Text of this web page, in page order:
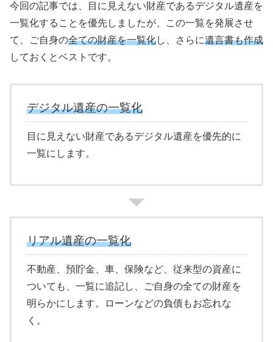
今回の記事では、目に見えない財産であるデジタル遺産を
一覧化することを優先しましたが、この一覧を発展させ
て、ご自身の全ての財産を一覧化し、さらに遺言書も作成
しておくとベストです。
デジタル遺産の一覧化
目に見えない財産であるデジタル遺産を優先的に
一覧にします。
リアル遺産の一覧化
不動産、預貯金、車、保険など、従来型の資産に
ついても、一覧に追記し、ご自身の全ての財産を
明らかにします。ローンなどの負債もお忘れな
く。